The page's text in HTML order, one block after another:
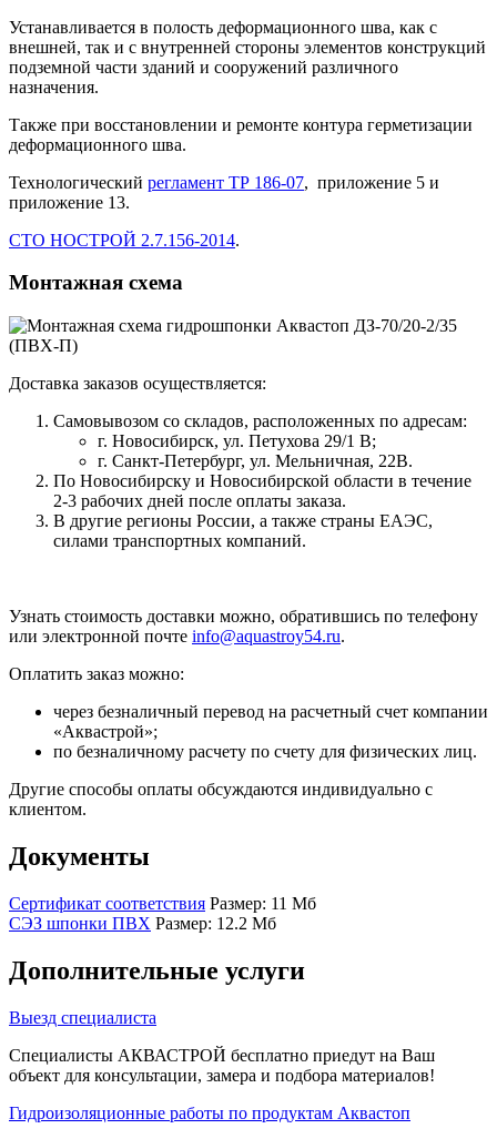
Устанавливается в полость деформационного шва, как с
внешней, так и с внутренней стороны элементов конструкций
подземной части зданий и сооружений различного
назначения.
Также при восстановлении и ремонте контура герметизации
деформационного шва.
Технологический регламент ТР 186-07, приложение 5 и
приложение 13.
СТО НОСТРОЙ 2.7.156-2014.
Монтажная схема
Доставка заказов осуществляется:
Самовывозом со складов, расположенных по адресам:
г. Новосибирск, ул. Петухова 29/1 В;
г. Санкт-Петербург, ул. Мельничная, 22В.
По Новосибирску и Новосибирской области в течение
2-3 рабочих дней после оплаты заказа.
В другие регионы России, а также страны ЕАЭС,
силами транспортных компаний.
Узнать стоимость доставки можно, обратившись по телефону
или электронной почте info@aquastroy54.ru.
Оплатить заказ можно:
через безналичный перевод на расчетный счет компании
«Аквастрой»;
по безналичному расчету по счету для физических лиц.
Другие способы оплаты обсуждаются индивидуально с
клиентом.
Документы
Сертификат соответствия Размер: 11 Мб
СЭЗ шпонки ПВХ Размер: 12.2 Мб
Дополнительные услуги
Выезд специалиста
Специалисты АКВАСТРОЙ бесплатно приедут на Ваш
объект для консультации, замера и подбора материалов!
Гидроизоляционные работы по продуктам Аквастоп